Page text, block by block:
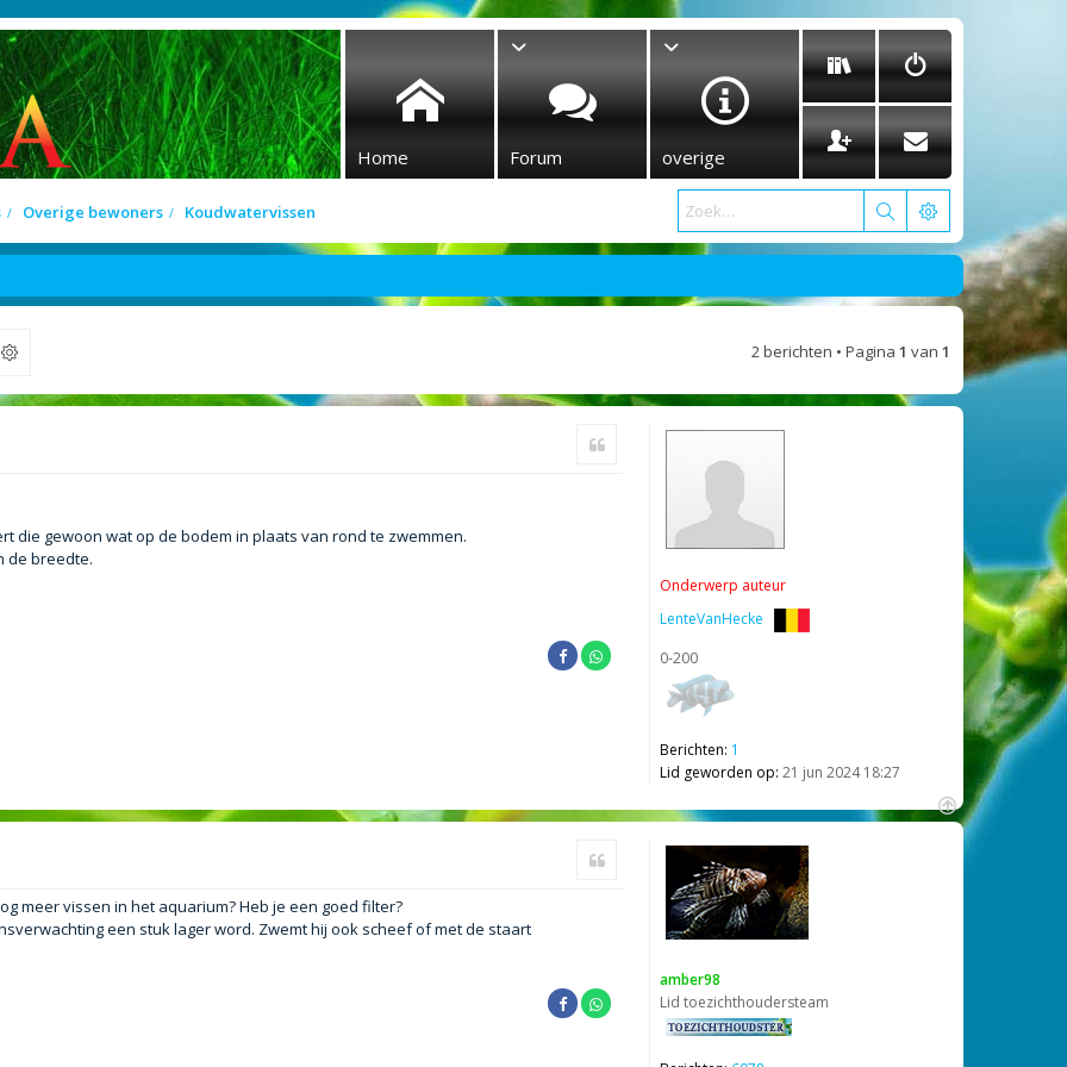
Home Forum overige
Overige bewoners Koudwatervissen
2 berichten • Pagina 1 van 1
Onderwerp auteur
LenteVanHecke
0-200
Berichten: 1
Lid geworden op: 21 jun 2024 18:27
die gewoon wat op de bodem in plaats van rond te zwemmen.
de breedte.
O
amber98
Lid toezichthoudersteam
meer vissen in het aquarium? Heb je een goed filter?
een stuk lager word. Zwemt hij ook scheef of met de staart